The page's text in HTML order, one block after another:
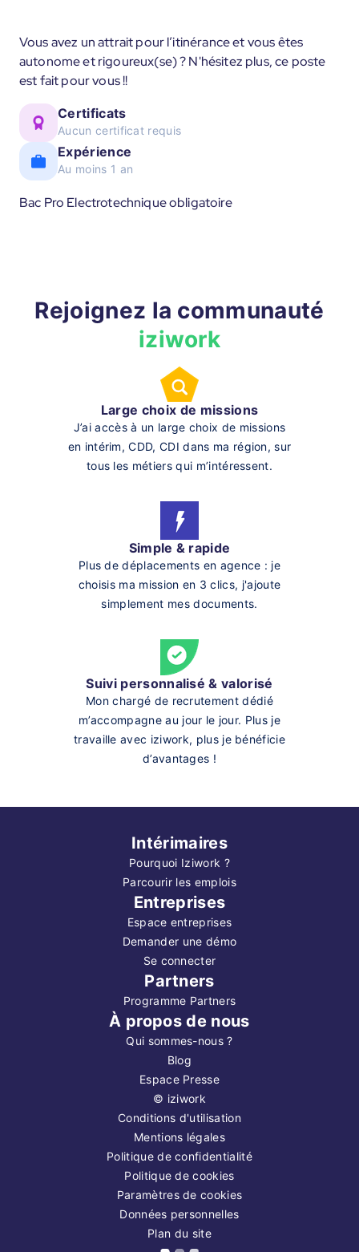
Vous avez un attrait pour l’itinérance et vous êtes
autonome et rigoureux(se) ? N'hésitez plus, ce poste
est fait pour vous !!
Certificats
Aucun certificat requis
Expérience
Au moins 1 an
Bac Pro Electrotechnique obligatoire
Rejoignez la communauté
iziwork
Large choix de missions
J’ai accès à un large choix de missions
en intérim, CDD, CDI dans ma région, sur
tous les métiers qui m’intéressent.
Simple & rapide
Plus de déplacements en agence : je
choisis ma mission en 3 clics, j'ajoute
simplement mes documents.
Suivi personnalisé & valorisé
Mon chargé de recrutement dédié
m’accompagne au jour le jour. Plus je
travaille avec iziwork, plus je bénéficie
d’avantages !
Intérimaires
Pourquoi Iziwork ?
Parcourir les emplois
Entreprises
Espace entreprises
Demander une démo
Se connecter
Partners
Programme Partners
À propos de nous
Qui sommes-nous ?
Blog
Espace Presse
© iziwork
Conditions d'utilisation
Mentions légales
Politique de confidentialité
Politique de cookies
Paramètres de cookies
Données personnelles
Plan du site